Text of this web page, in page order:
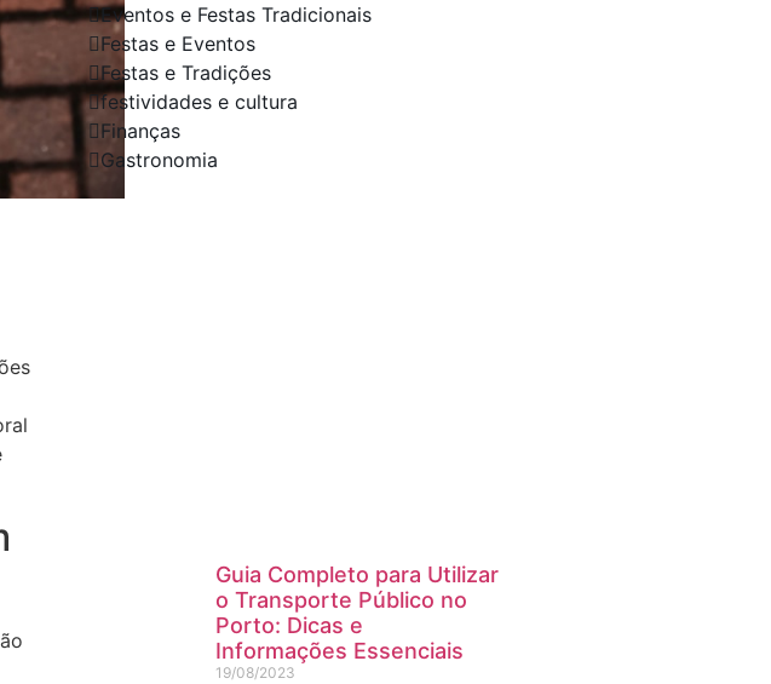
Eventos e Festas Tradicionais
Festas e Eventos
Festas e Tradições
festividades e cultura
Finanças
Gastronomia
Guia Completo para Utilizar
o Transporte Público no
Porto: Dicas e
Informações Essenciais
19/08/2023